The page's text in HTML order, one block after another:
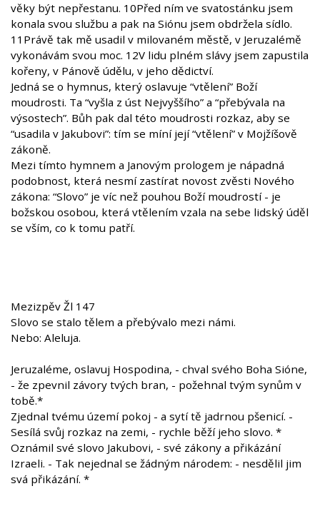
věky být nepřestanu. 10Před ním ve svatostánku jsem
konala svou službu a pak na Siónu jsem obdržela sídlo.
11Právě tak mě usadil v milovaném městě, v Jeruzalémě
vykonávám svou moc. 12V lidu plném slávy jsem zapustila
kořeny, v Pánově údělu, v jeho dědictví.
Jedná se o hymnus, který oslavuje “vtělení” Boží
moudrosti. Ta “vyšla z úst Nejvyššího” a “přebývala na
výsostech”. Bůh pak dal této moudrosti rozkaz, aby se
“usadila v Jakubovi”: tím se míní její “vtělení” v Mojžíšově
zákoně.
Mezi tímto hymnem a Janovým prologem je nápadná
podobnost, která nesmí zastírat novost zvěsti Nového
zákona: “Slovo” je víc než pouhou Boží moudrostí - je
božskou osobou, která vtělením vzala na sebe lidský úděl
se vším, co k tomu patří.
Mezizpěv Žl 147
Slovo se stalo tělem a přebývalo mezi námi.
Nebo: Aleluja.
Jeruzaléme, oslavuj Hospodina, - chval svého Boha Sióne,
- že zpevnil závory tvých bran, - požehnal tvým synům v
tobě.*
Zjednal tvému území pokoj - a sytí tě jadrnou pšenicí. -
Sesílá svůj rozkaz na zemi, - rychle běží jeho slovo. *
Oznámil své slovo Jakubovi, - své zákony a přikázání
Izraeli. - Tak nejednal se žádným národem: - nesdělil jim
svá přikázání. *